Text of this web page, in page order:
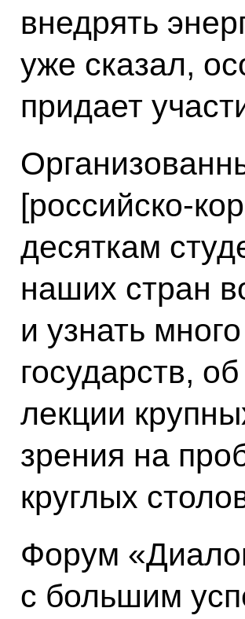
внедрять
уже сказал,
придает
[российско-
десяткам
наших стран
и узнать
государств,
лекции
зрения на
круглых
Форум
с большим